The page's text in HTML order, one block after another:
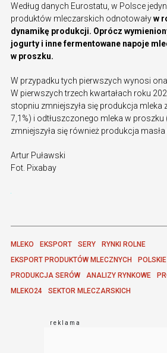
Według danych Eurostatu, w Polsce
produktów mleczarskich odnotowaływ
dynamikę produkcji. Oprócz
jogurty i inne fermentowane napoje
w proszku.
W przypadku tych pierwszych wynosi ona
W pierwszych trzech kwartałach roku
stopniu zmniejszyła się produkcja mleka
7,1%) i odtłuszczonego mleka w proszku
zmniejszyła się również produkcja masła
Artur Puławski
Fot. Pixabay
MLEKO EKSPORT SERY
RYNKI ROLNE
EKSPORT PRODUKTÓW MLECZNYCH
PRODUKCJA SERÓW
ANALIZY RYNKOWE
MLEKO24
SEKTOR MLECZARSKICH